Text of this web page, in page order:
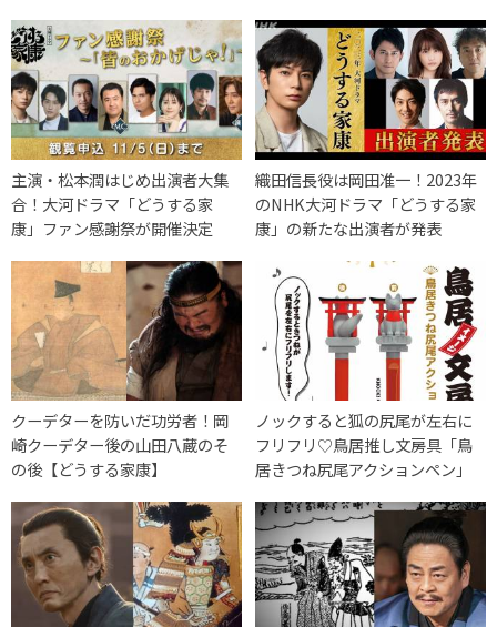
主演・松本潤はじめ出演者大集
合！大河ドラマ「どうする家
康」ファン感謝祭が開催決定
織田信長役は岡田准一！2023年
のNHK大河ドラマ「どうする家
康」の新たな出演者が発表
クーデターを防いだ功労者！岡
崎クーデター後の山田八蔵のそ
の後【どうする家康】
ノックすると狐の尻尾が左右に
フリフリ♡鳥居推し文房具「鳥
居きつね尻尾アクションペン」